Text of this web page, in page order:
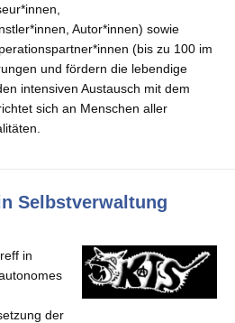
Autor*innen) sowie
(bis zu 100 im
und fördern die lebendige
intensiven Austausch mit dem
sich an Menschen aller
Selbstverwaltung
in
der